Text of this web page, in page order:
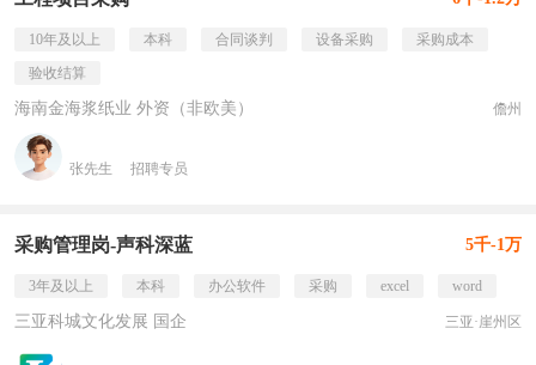
10年及以上 本科 合同谈判 设备采购
采购成本
验收结算
海南金海浆纸业 外资（非欧美） 儋州
张先生 招聘专员
采购管理岗-声科深蓝 5千-1万
3年及以上 本科 办公软件 采购 excel word
三亚科城文化发展 国企 三亚·崖州区